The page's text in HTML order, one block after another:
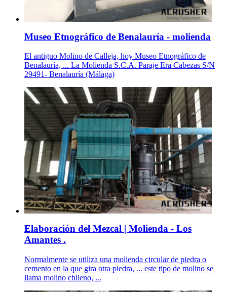
Museo Etnográfico de Benalauría - molienda
El antiguo Molino de Calleja, hoy Museo Etnográfico de
Benalauría, ... La Molienda S.C.A. Paraje Era Cabezas S/N
29491- Benalauría (Málaga)
Elaboración del Mezcal | Molienda - Los
Amantes .
Normalmente se utiliza una molienda circular de piedra o
cemento en la que gira otra piedra, ... este tipo de molino se
llama molino chileno, ...